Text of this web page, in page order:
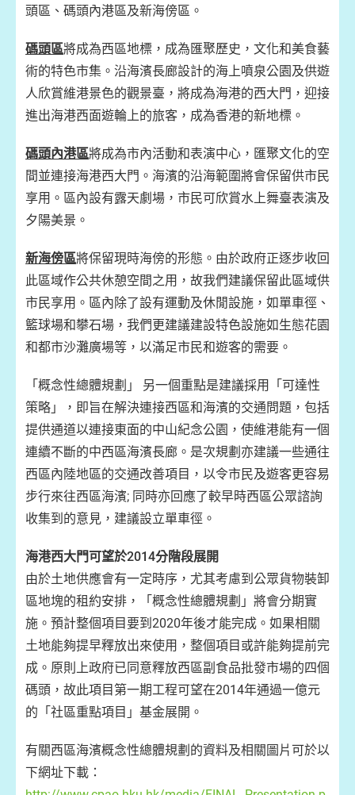
頭區、碼頭內港區及新海傍區。
碼頭區將成為西區地標，成為匯聚歷史，文化和美食藝
術的特色市集。沿海濱長廊設計的海上噴泉公園及供遊
人欣賞維港景色的觀景臺，將成為海港的西大門，迎接
進出海港西面遊輪上的旅客，成為香港的新地標。
碼頭內港區將成為市內活動和表演中心，匯聚文化的空
間並連接海港西大門。海濱的沿海範圍將會保留供市民
享用。區內設有露天劇場，市民可欣賞水上舞臺表演及
夕陽美景。
新海傍區將保留現時海傍的形態。由於政府正逐步收回
此區域作公共休憩空間之用，故我們建議保留此區域供
市民享用。區內除了設有運動及休閒設施，如單車徑、
籃球場和攀石場，我們更建議建設特色設施如生態花園
和都市沙灘廣場等，以滿足市民和遊客的需要。
「概念性總體規劃」 另一個重點是建議採用「可達性
策略」，即旨在解決連接西區和海濱的交通問題，包括
提供通道以連接東面的中山紀念公園，使維港能有一個
連續不斷的中西區海濱長廊。是次規劃亦建議一些通往
西區內陸地區的交通改善項目，以令市民及遊客更容易
步行來往西區海濱; 同時亦回應了較早時西區公眾諮詢
收集到的意見，建議設立單車徑。
海港西大門可望於2014分階段展開
由於土地供應會有一定時序，尤其考慮到公眾貨物裝卸
區地塊的租約安排，「概念性總體規劃」將會分期實
施。預計整個項目要到2020年後才能完成。如果相關
土地能夠提早釋放出來使用，整個項目或許能夠提前完
成。原則上政府已同意釋放西區副食品批發市場的四個
碼頭，故此項目第一期工程可望在2014年通過一億元
的「社區重點項目」基金展開。
有關西區海濱概念性總體規劃的資料及相關圖片可於以
下網址下載：